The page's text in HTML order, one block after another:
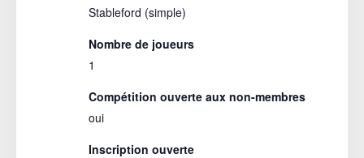
Stableford (simple)
Nombre de joueurs
1
Compétition ouverte aux non-membres
oui
Inscription ouverte